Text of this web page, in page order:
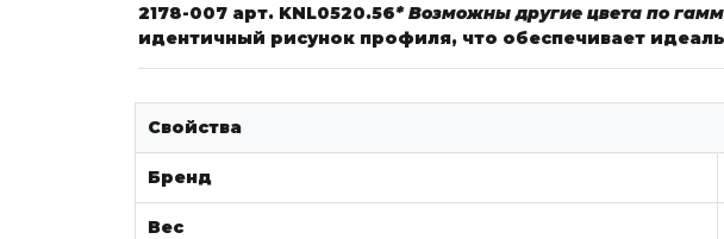
2178-007 арт. KNL0520.56* Возможны другие цвета по
идентичный рисунок профиля, что обеспечивает
Свойства
Бренд
Вес